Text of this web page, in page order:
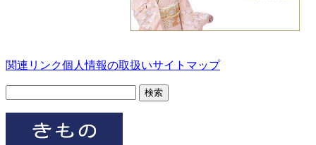
関連リンク個人情報の取扱いサイトマップ